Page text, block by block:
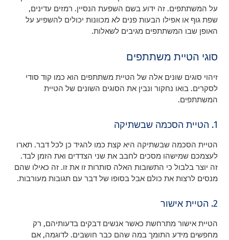
על המשתתפים. זה ידוע בשם השפעת הנסיין. רמזים עדינים,
שפת גוף או אפילו הבעות פנים לא מכוונות יכולים להשפיע על
האופן שבו המשתתפים מגיבים לשאלות.
סוגי הטיית משתתפים
זיהוי סוגים שונים אלה של הטיית משתתפים הוא כמו קוד סודי
לסקרים. בואו נחקור ונבין את הסוגים השונים של הטיית
המשתתפים.
1. הטיית הסכמה שבשתיקה
הטיית הסכמה שבשתיקה היא קצת כמו להגיד כן לכל דבר. תארו
לעצמכם שמישהו מסכים לחבב את שני הצדדים ואת הזמן לבד.
זה יוצר בלבול כי התשובות האלה סותרות זו את זו. זה כאילו שהם
מנסים לרצות את כולם אבל בסופו של דבר עם תגובות מעורבות.
2. הטיית אישור
הטיית אישור מתרחשת כאשר אנשים דבקים בדעותיהם, רק
מחפשים מידע התומך במה שהם כבר חושבים. לדוגמה, אם